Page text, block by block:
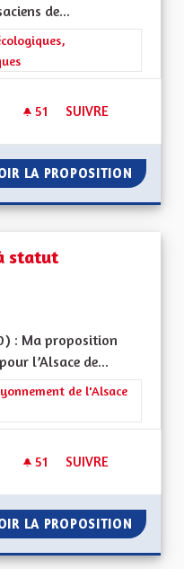
de...
: Les transitions
51 51 ABONNÉS
SUIVRE
LA PROPOSITION
statut
: Ma proposition
l’Alsace de...
: La Culture, l'Education et
de l'Alsace
51 51 ABONNÉS
SUIVRE
LA PROPOSITION